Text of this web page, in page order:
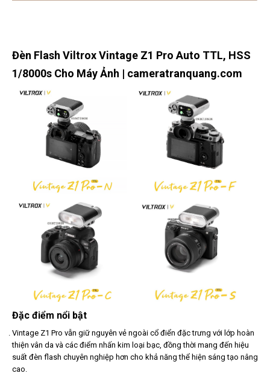
Đèn Flash Viltrox Vintage Z1 Pro Auto TTL, HSS
1/8000s Cho Máy Ảnh | cameratranquang.com
Đặc điểm nổi bật
Vintage Z1 Pro vẫn giữ nguyên vẻ ngoài cổ điển đặc trưng với lớp hoàn
thiện vân da và các điểm nhấn kim loại bạc, đồng thời mang đến hiệu
suất đèn flash chuyên nghiệp hơn cho khả năng thể hiện sáng tạo nâng
cao.